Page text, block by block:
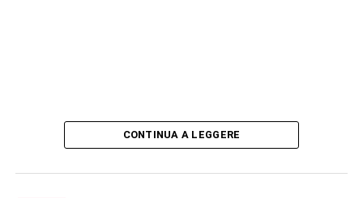
CONTINUA A LEGGERE